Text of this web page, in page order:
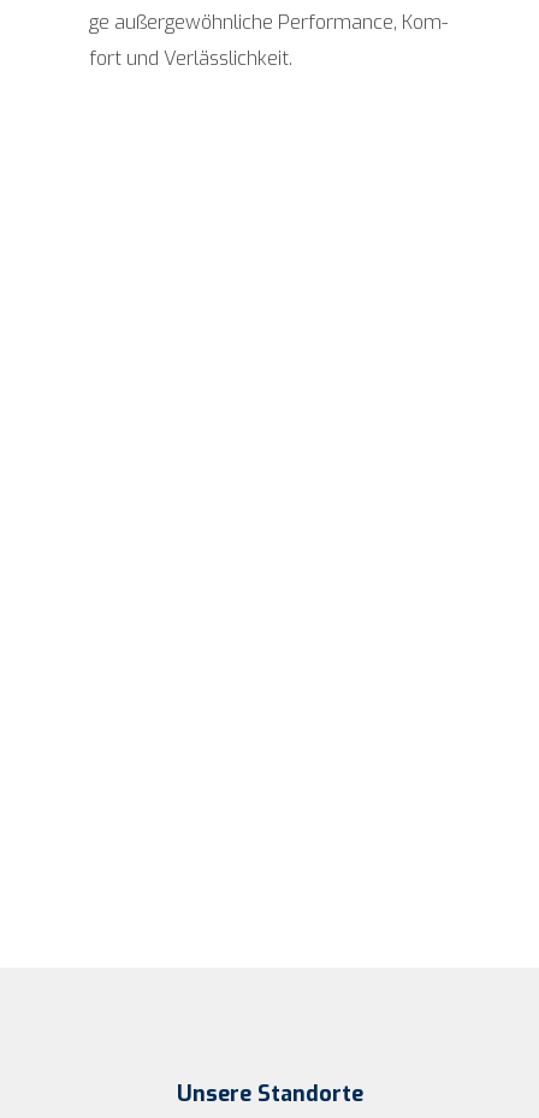
ge außer­ge­wöhn­li­che Per­for­mance, Kom­
fort und Verlässlichkeit.
Unse­re Standorte